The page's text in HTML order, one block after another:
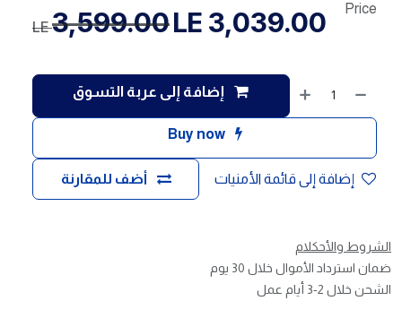
إضافة إلى عربة التسوق
Buy now
أضف للمقارنة إضافة إلى قائمة الأمنيات
Price
3,039.00
3,599.00
LE
الشروط والأحكلام
ضمان استرداد الأموال خلال 30 يوم
الشحن خلال 2-3 أيام عمل